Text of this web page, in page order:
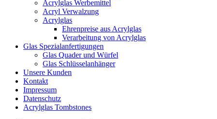
Acrylglas Werbemittel
Acryl Verwalzung
Acrylglas
Ehrenpreise aus Acrylglas
Verarbeitung von Acrylglas
Glas Spezialanfertigungen
Glas Quader und Würfel
Glas Schlüsselanhänger
Unsere Kunden
Kontakt
Impressum
Datenschutz
Acrylglas Tombstones